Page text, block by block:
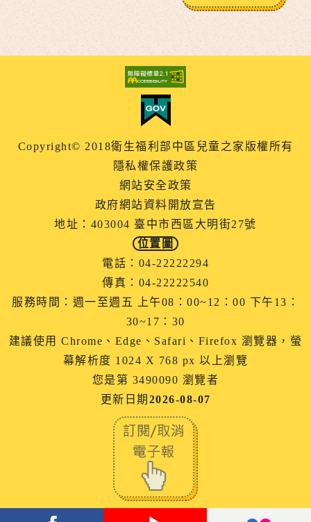
Copyright© 2018衛生福利部中區兒童之家版權所有
隱私權保護政策
網站安全政策
政府網站資料開放宣告
地址：403004 臺中市西區大明街27號
位置圖
電話：04-22222294
傳真：04-22222540
服務時間：週一至週五 上午08：00~12：00 下午13：
30~17：30
建議使用 Chrome、Edge、Safari、Firefox 瀏覽器，螢
幕解析度 1024 X 768 px 以上瀏覽
您是第 3490090 瀏覽者
更新日期 2026-08-07